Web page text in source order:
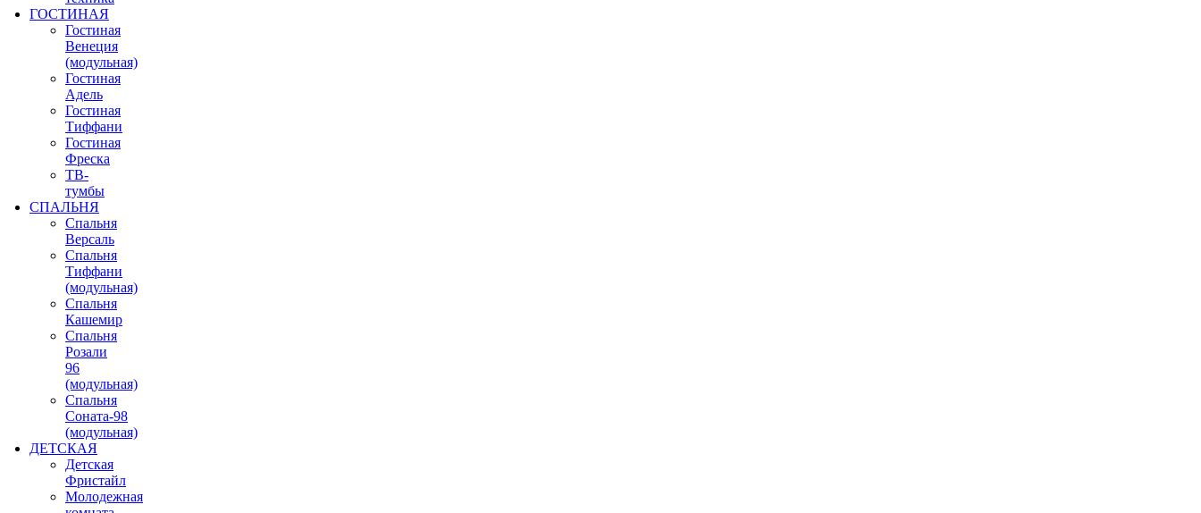
ГОСТИНАЯ
Гостиная
Венеция
(модульная)
Гостиная
Адель
Гостиная
Тиффани
Гостиная
Фреска
ТВ-
тумбы
СПАЛЬНЯ
Спальня
Версаль
Спальня
Тиффани
(модульная)
Спальня
Кашемир
Спальня
Розали
96
(модульная)
Спальня
Соната-98
(модульная)
ДЕТСКАЯ
Детская
Фристайл
Молодежная